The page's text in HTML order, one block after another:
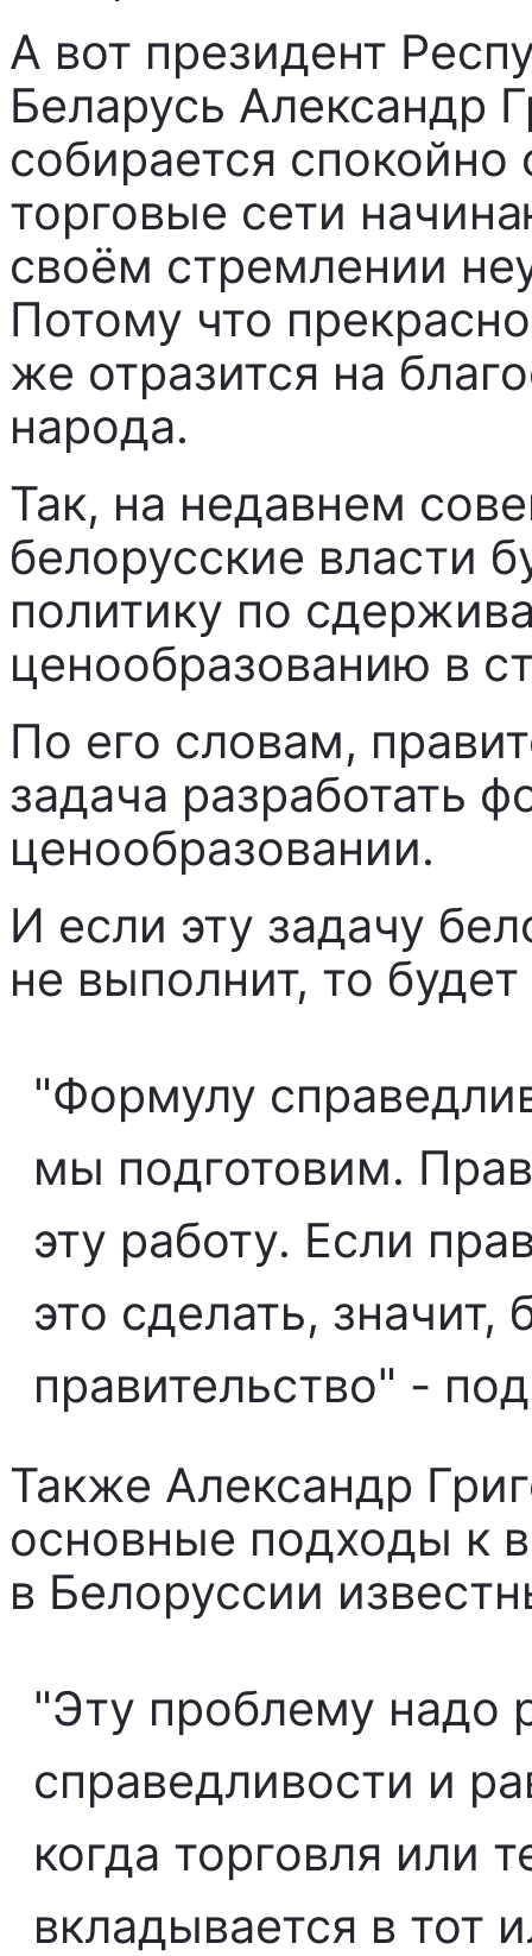
А вот президент
Беларусь Александр
собирается спокойно
торговые сети
своём стремлении
Потому что
же отразится на
народа.
Так, на недавнем
белорусские власти
политику по
ценообразованию в
По его словам,
задача разработать
ценообразовании.
И если эту задачу
не выполнит, то
"Формулу
мы подготовим.
эту работу. Если
это сделать, значит,
правительство" -
Также Александр
основные подходы к
в Белоруссии
"Эту проблему надо
справедливости и
когда торговля или
вкладывается в тот